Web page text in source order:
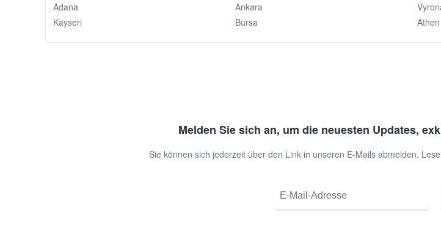
Adana
Kayseri
Ankara
Bursa
Athen
Melden Sie sich an, um die neuesten Updates,
Sie können sich jederzeit über den Link in unseren E-Mails abmelden.